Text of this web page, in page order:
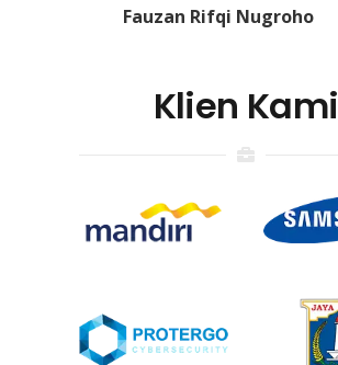
Fauzan Rifqi Nugroho
Klien Kami